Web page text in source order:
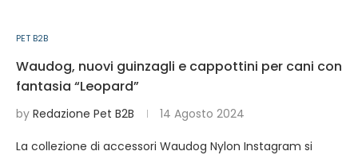
PET B2B
Waudog, nuovi guinzagli e cappottini per cani con
fantasia “Leopard”
by Redazione Pet B2B 14 Agosto 2024
La collezione di accessori Waudog Nylon Instagram si